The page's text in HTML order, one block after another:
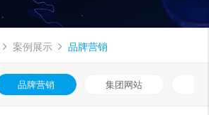
案例展示 品牌营销
品牌营销 集团网站